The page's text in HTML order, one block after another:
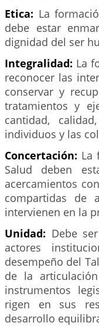
Etica: La
debe estar
dignidad del ser
Integralidad: La
reconocer las
conservar y
tratamientos y
cantidad,
individuos y las
Concertación: La
Salud deben
acercamientos
compartidas de
intervienen en la
Unidad: Debe
actores
desempeño del
de la
instrumentos
rigen en sus
desarrollo